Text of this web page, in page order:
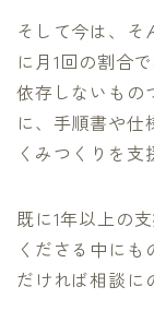
そして今は、そ
に月1回の割合
依存しないもの
に、手順書や仕
くみつくりを支
既に1年以上の
くださる中に
だければ相談に